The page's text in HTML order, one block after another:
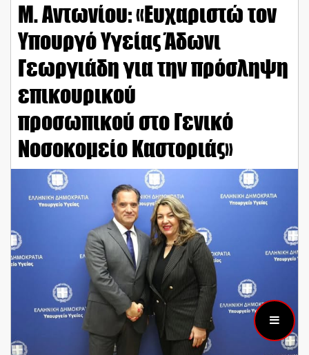
Μ. Αντωνίου: «Ευχαριστώ τον
Υπουργό Υγείας Άδωνι
Γεωργιάδη για την πρόσληψη
επικουρικού
προσωπικού στο Γενικό
Νοσοκομείο Καστοριάς»